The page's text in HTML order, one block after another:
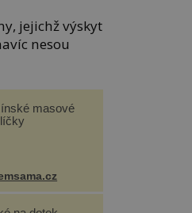
jejichž výskyt
nesou
masové